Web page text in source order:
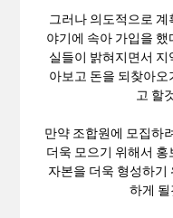
그러나 의도적으로
야기에 속아 가입을
실들이 밝혀지면서
아보고 돈을 되찾아
고 할
만약 조합원에 모집하
더욱 모으기 위해서
자본을 더욱 형성하기
하게